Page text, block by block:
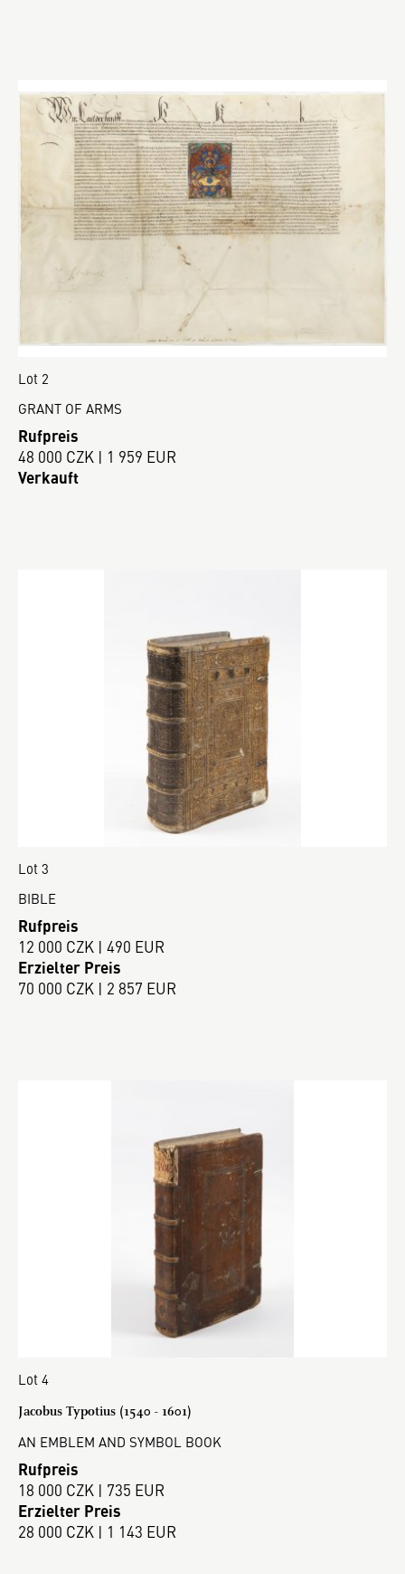
Lot 2
GRANT OF ARMS
Rufpreis
48 000 CZK | 1 959 EUR
Verkauft
Lot 3
BIBLE
Rufpreis
12 000 CZK | 490 EUR
Erzielter Preis
70 000 CZK | 2 857 EUR
Lot 4
Jacobus Typotius (1540 - 1601)
AN EMBLEM AND SYMBOL BOOK
Rufpreis
18 000 CZK | 735 EUR
Erzielter Preis
28 000 CZK | 1 143 EUR